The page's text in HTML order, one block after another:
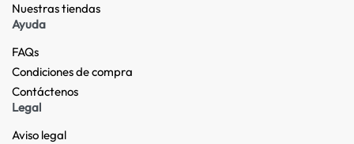
Nuestras tiendas​
Ayuda
FAQs
Condiciones de compra
Contáctenos
Legal
Aviso legal